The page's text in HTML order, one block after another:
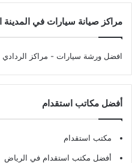
مراكز صيانة سيارات في المدينة
افضل ورشة سيارات - مراكز
أفضل مكاتب استقدام
مكتب استقدام
أفضل مكتب استقدام في الرياض